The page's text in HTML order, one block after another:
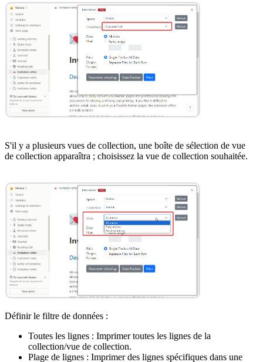
S'il y a plusieurs vues de collection, une boîte de sélection de vue
de collection apparaîtra ; choisissez la vue de collection souhaitée.
Définir le filtre de données :
Toutes les lignes : Imprimer toutes les lignes de la
collection/vue de collection.
Plage de lignes : Imprimer des lignes spécifiques dans une